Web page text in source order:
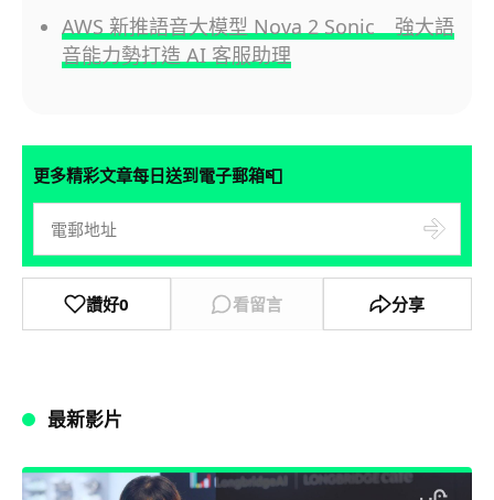
AWS 新推語音大模型 Nova 2 Sonic 強大語
音能力勢打造 AI 客服助理
更多精彩文章每日送到電子郵箱📮
讚好0 看留言 分享
最新影片